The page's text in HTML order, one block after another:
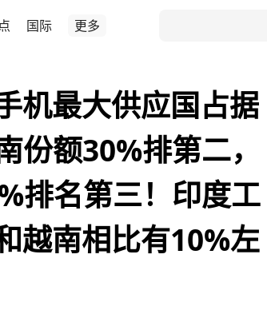
国际 更多
机最大供应国占据
额30%排第二，
排名第三！印度工
越南相比有10%左